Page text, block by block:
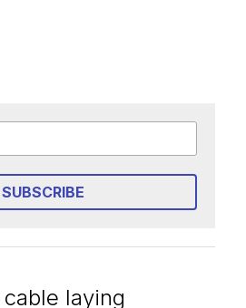
SUBSCRIBE
laying